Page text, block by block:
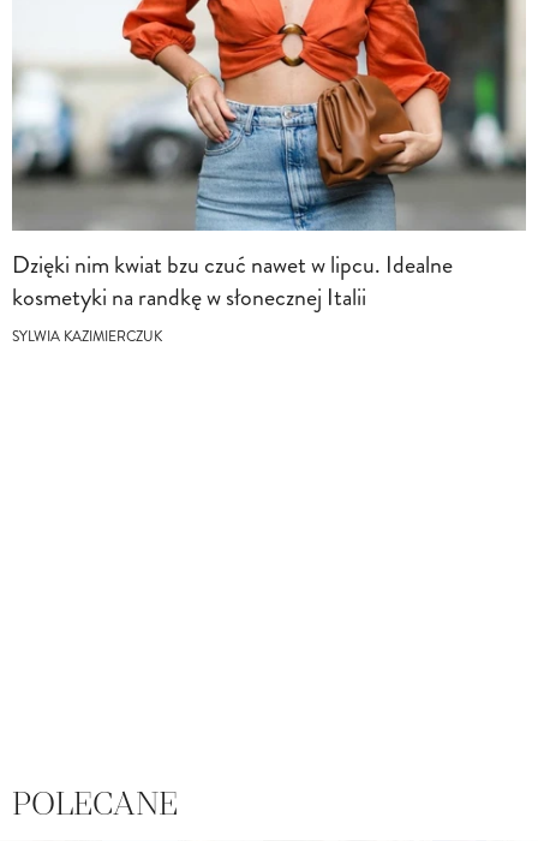
Dzięki nim kwiat bzu czuć nawet w lipcu. Idealne
kosmetyki na randkę w słonecznej Italii
SYLWIA KAZIMIERCZUK
POLECANE